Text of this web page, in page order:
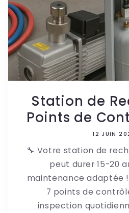
Station de
Points de
12 JUIN
🔧 Votre station de
peut durer 15-20
maintenance adaptée
7 points de
inspection